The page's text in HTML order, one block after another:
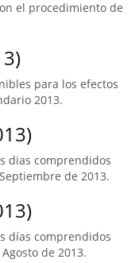
el procedimiento de
para los efectos
2013.
dias comprendidos
de 2013.
días comprendidos
de 2013.